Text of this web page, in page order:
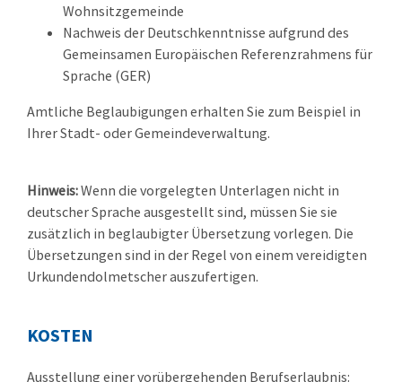
Wohnsitzgemeinde
Nachweis der Deutschkenntnisse aufgrund des
Gemeinsamen Europäischen Referenzrahmens für
Sprache (GER)
Amtliche Beglaubigungen erhalten Sie zum Beispiel in
Ihrer Stadt- oder Gemeindeverwaltung.
Hinweis:Wenn die vorgelegten Unterlagen nicht in
deutscher Sprache ausgestellt sind, müssen Sie sie
zusätzlich in beglaubigter Übersetzung vorlegen. Die
Übersetzungen sind in der Regel von einem vereidigten
Urkundendolmetscher auszufertigen.
KOSTEN
Ausstellung einer vorübergehenden Berufserlaubnis: